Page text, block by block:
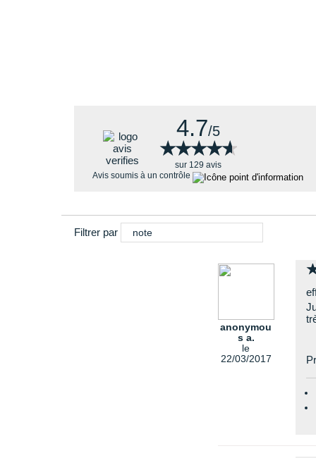
4.7/5
★★★★★
★★★★★
sur 129 avis
Avis soumis à un contrôle
Filtrer par note
anonymou
s a.
le
22/03/2017